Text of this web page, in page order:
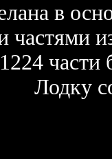
в
частями
Лодку